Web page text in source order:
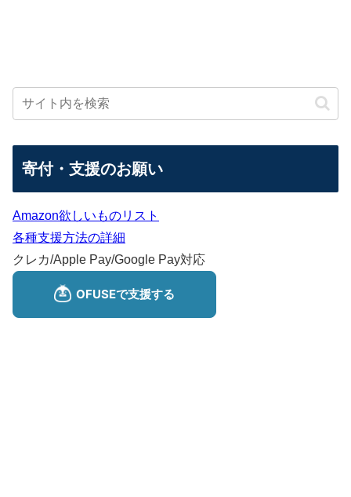
寄付・支援のお願い
Amazon欲しいものリスト
各種支援方法の詳細
クレカ/Apple Pay/Google Pay対応